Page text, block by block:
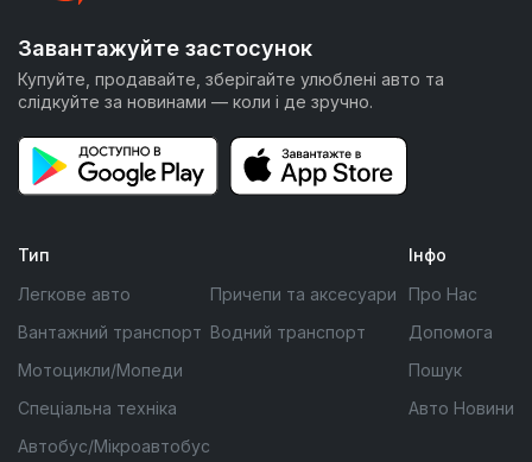
Завантажуйте застосунок
Купуйте, продавайте, зберігайте улюблені авто та
слідкуйте за новинами — коли і де зручно.
Тип
Легкове авто
Вантажний транспорт
Мотоцикли/Мопеди
Спеціальна техніка
Автобус/Мікроавтобус
Причепи та аксесуари
Водний транспорт
Інфо
Про Нас
Допомога
Пошук
Авто Новини